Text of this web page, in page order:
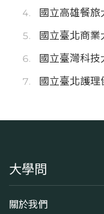
國立高雄餐旅
國立臺北商業
國立臺灣科技
國立臺北護理
大學問
關於我們